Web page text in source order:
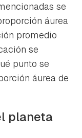
se
áurea
promedio
se
punto se
áurea de
planeta